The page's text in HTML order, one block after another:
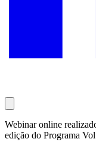
Webinar online
edição do Programa